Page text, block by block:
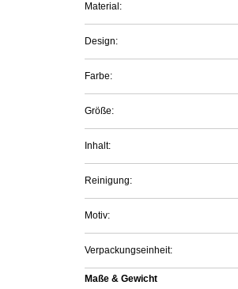
Material:
Design:
Farbe:
Größe:
Inhalt:
Reinigung:
Motiv:
Verpackungseinheit:
Maße & Gewicht